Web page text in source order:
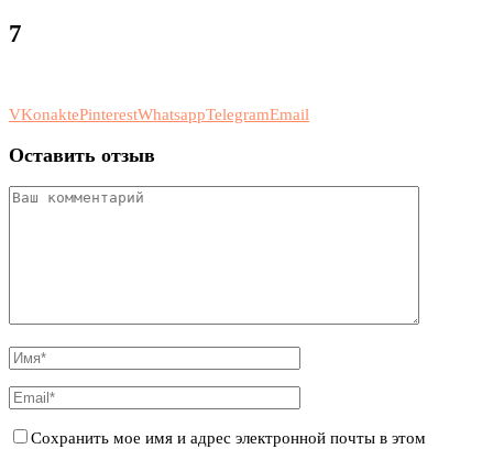
7
VKonaktePinterestWhatsappTelegramEmail
Оставить отзыв
Сохранить мое имя и адрес электронной почты в этом